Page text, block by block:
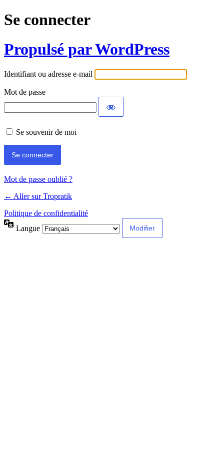
Se connecter
Propulsé par WordPress
Identifiant ou adresse e-mail
Mot de passe
Se souvenir de moi
Mot de passe oublié ?
← Aller sur Tropratik
Politique de confidentialité
Langue